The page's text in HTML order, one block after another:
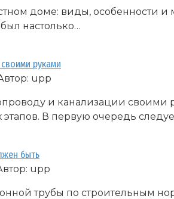
доме: виды,
настолько…
руками
upp
и канализации
В первую очередь
быть
upp
трубы по строительным